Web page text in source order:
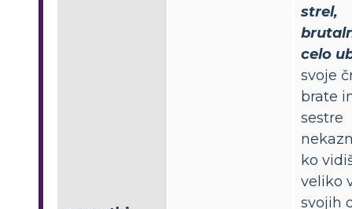
strel,
celo
svoje
brate
sestre
ko
veliko
svojih